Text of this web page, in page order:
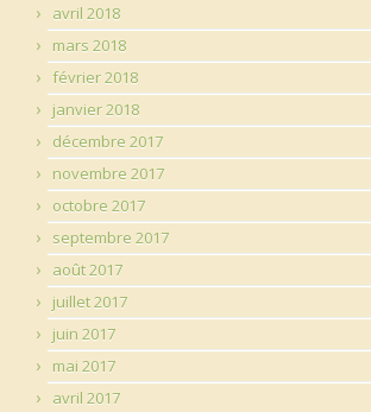
avril 2018
mars 2018
février 2018
janvier 2018
décembre 2017
novembre 2017
octobre 2017
septembre 2017
août 2017
juillet 2017
juin 2017
mai 2017
avril 2017